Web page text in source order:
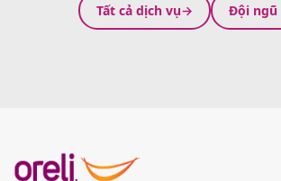
Tất cả dịch vụ Đội ngũ